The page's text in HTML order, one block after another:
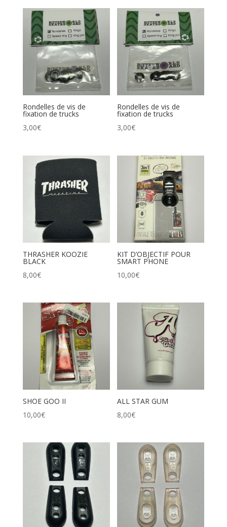
Rondelles de vis de
fixation de trucks
3,00€
Rondelles de vis de
fixation de trucks
3,00€
THRASHER KOOZIE
BLACK
8,00€
KIT D’OBJECTIF POUR
SMART PHONE
10,00€
SHOE GOO II
10,00€
ALL STAR GUM
8,00€